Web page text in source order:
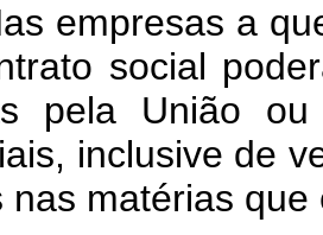
empresas a
social
pela União
inclusive de
nas matérias que